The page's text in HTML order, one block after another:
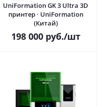
UniFormation GK 3 Ultra 3D
принтер · UniFormation
(Китай)
198 000руб./шт